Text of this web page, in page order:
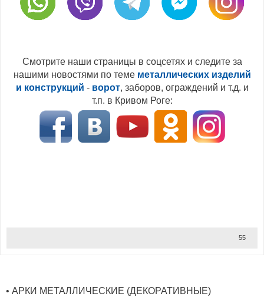
Смотрите наши страницы в соцсетях и следите за
нашими новостями по теме металлических изделий
и конструкций - ворот, заборов, ограждений и т.д. и
т.п. в Кривом Роге:
55
• АРКИ МЕТАЛЛИЧЕСКИЕ (ДЕКОРАТИВНЫЕ)